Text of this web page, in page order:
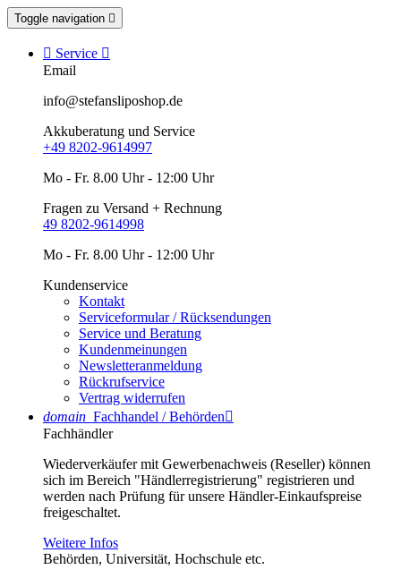
Toggle navigation 
 Service 
Email
info@stefansliposhop.de
Akkuberatung und Service
+49 8202-9614997
Mo - Fr. 8.00 Uhr - 12:00 Uhr
Fragen zu Versand + Rechnung
49 8202-9614998
Mo - Fr. 8.00 Uhr - 12:00 Uhr
Kundenservice
Kontakt
Serviceformular / Rücksendungen
Service und Beratung
Kundenmeinungen
Newsletteranmeldung
Rückrufservice
Vertrag widerrufen
domain Fachhandel / Behörden
Fachhändler
Wiederverkäufer mit Gewerbenachweis (Reseller) können
sich im Bereich "Händlerregistrierung" registrieren und
werden nach Prüfung für unsere Händler-Einkaufspreise
freigeschaltet.
Weitere Infos
Behörden, Universität, Hochschule etc.